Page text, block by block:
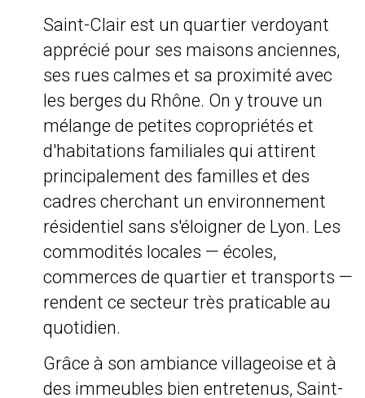
Saint-Clair est un quartier verdoyant
apprécié pour ses maisons anciennes,
ses rues calmes et sa proximité avec
les berges du Rhône. On y trouve un
mélange de petites copropriétés et
d'habitations familiales qui attirent
principalement des familles et des
cadres cherchant un environnement
résidentiel sans s'éloigner de Lyon. Les
commodités locales — écoles,
commerces de quartier et transports —
rendent ce secteur très praticable au
quotidien.
Grâce à son ambiance villageoise et à
des immeubles bien entretenus, Saint-